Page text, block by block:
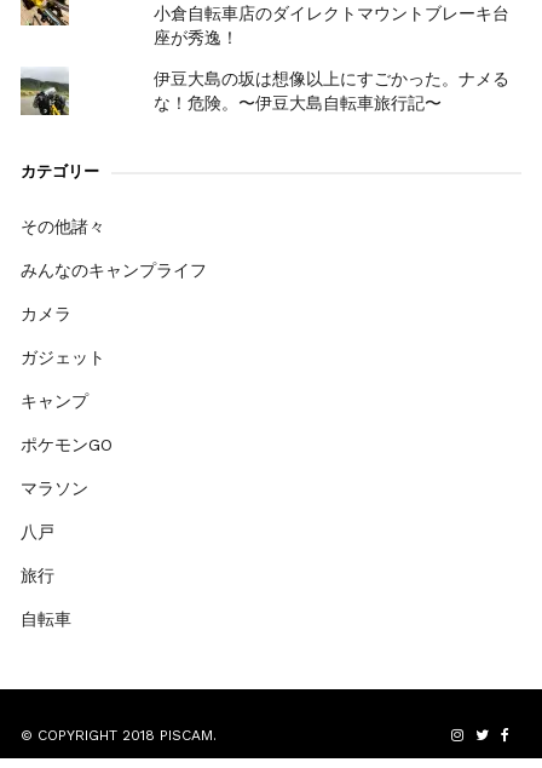
小倉自転車店のダイレクトマウントブレーキ台
座が秀逸！
伊豆大島の坂は想像以上にすごかった。ナメる
な！危険。〜伊豆大島自転車旅行記〜
カテゴリー
その他諸々
みんなのキャンプライフ
カメラ
ガジェット
キャンプ
ポケモンGO
マラソン
八戸
旅行
自転車
© COPYRIGHT 2018 PISCAM.